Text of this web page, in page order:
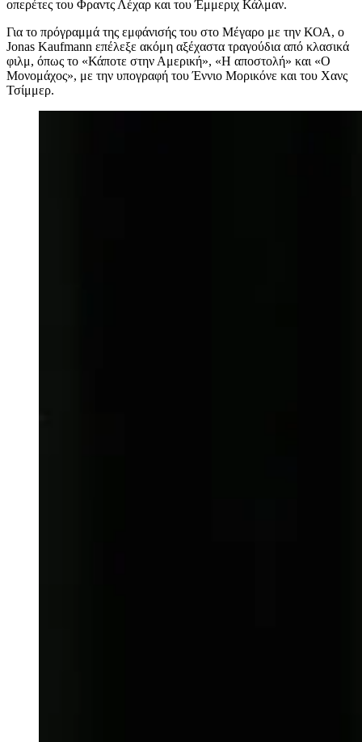
οπερέτες του Φραντς Λέχαρ και του Έμμεριχ Κάλμαν.
Για το πρόγραμμά της εμφάνισής του στο Μέγαρο με την ΚΟΑ, ο
Jonas Kaufmann επέλεξε ακόμη αξέχαστα τραγούδια από κλασικά
φιλμ, όπως το «Κάποτε στην Αμερική», «Η αποστολή» και «Ο
Μονομάχος», με την υπογραφή του Έννιο Μορικόνε και του Χανς
Τσίμμερ.